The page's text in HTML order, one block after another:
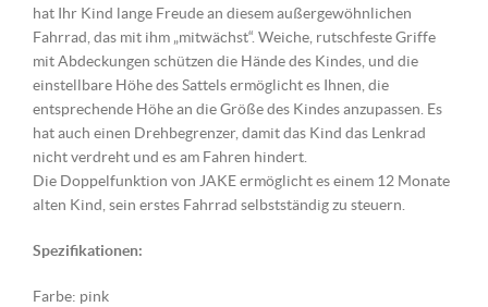
hat Ihr Kind lange Freude an diesem außergewöhnlichen
Fahrrad, das mit ihm „mitwächst“. Weiche, rutschfeste Griffe
mit Abdeckungen schützen die Hände des Kindes, und die
einstellbare Höhe des Sattels ermöglicht es Ihnen, die
entsprechende Höhe an die Größe des Kindes anzupassen. Es
hat auch einen Drehbegrenzer, damit das Kind das Lenkrad
nicht verdreht und es am Fahren hindert.
Die Doppelfunktion von JAKE ermöglicht es einem 12 Monate
alten Kind, sein erstes Fahrrad selbstständig zu steuern.
Spezifikationen:
Farbe: pink